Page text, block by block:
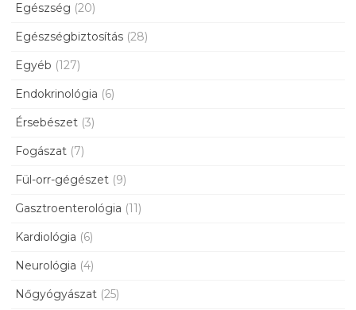
Egészség (20)
Egészségbiztosítás (28)
Egyéb (127)
Endokrinológia (6)
Érsebészet (3)
Fogászat (7)
Fül-orr-gégészet (9)
Gasztroenterológia (11)
Kardiológia (6)
Neurológia (4)
Nőgyógyászat (25)